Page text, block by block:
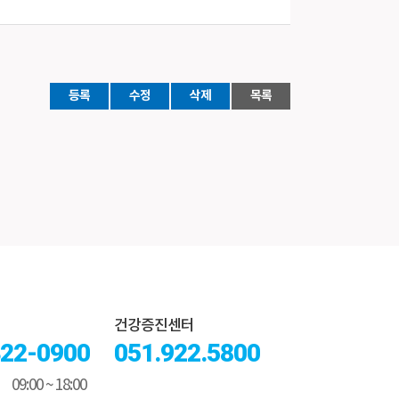
등록 수정 삭제 목록
0900
09:00 ~ 18:00
건강증진센터
051.922.5800